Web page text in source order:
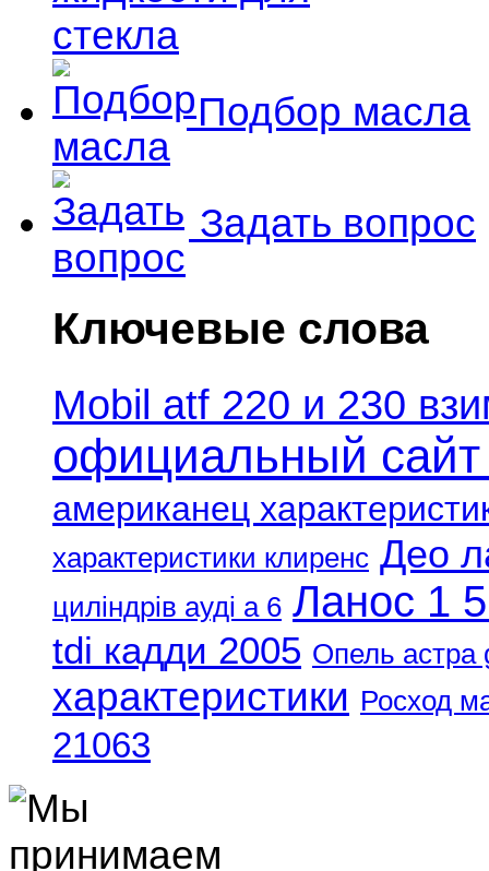
Подбор масла
Задать вопрос
Ключевые слова
Mobil atf 220 и 230
официальный сайт
американец
характеристики клиренс Део
циліндрів ауді а 6 Ланос 1
tdi кадди 2005 Опель астра
характеристики Росход
21063